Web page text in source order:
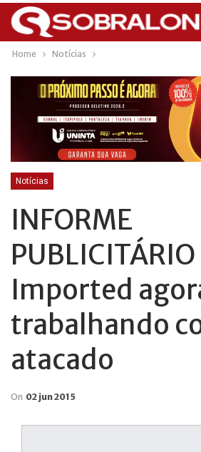
Home Notícias
Notícias
INFORME
Imported
trabalhando
atacado
On 02 jun 2015